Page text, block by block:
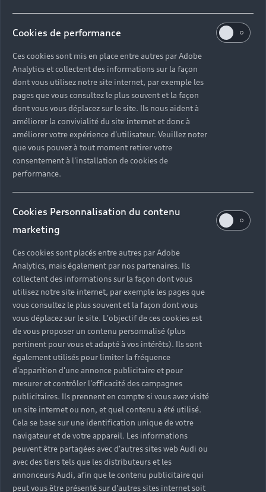
Cookies de performance
Ces cookies sont mis en place entre autres par Adobe
Analytics et collectent des informations sur la façon
dont vous utilisez notre site internet, par exemple les
pages que vous consultez le plus souvent et la façon
dont vous vous déplacez sur le site. Ils nous aident à
améliorer la convivialité du site internet et donc à
améliorer votre expérience d'utilisateur. Veuillez noter
que vous pouvez à tout moment retirer votre
consentement à l'installation de cookies de
performance.
Cookies Personnalisation du contenu
marketing
Ces cookies sont placés entre autres par Adobe
Analytics, mais également par nos partenaires. Ils
collectent des informations sur la façon dont vous
utilisez notre site internet, par exemple les pages que
vous consultez le plus souvent et la façon dont vous
vous déplacez sur le site. L'objectif de ces cookies est
de vous proposer un contenu personnalisé (plus
pertinent pour vous et adapté à vos intérêts). Ils sont
également utilisés pour limiter la fréquence
d'apparition d'une annonce publicitaire et pour
mesurer et contrôler l'efficacité des campagnes
publicitaires. Ils prennent en compte si vous avez visité
un site internet ou non, et quel contenu a été utilisé.
Cela se base sur une identification unique de votre
navigateur et de votre appareil. Les informations
peuvent être partagées avec d'autres sites web Audi ou
avec des tiers tels que les distributeurs et les
annonceurs Audi, afin que le contenu publicitaire qui
peut vous être présenté sur d'autres sites internet soit
**Les partenaires de Volkswagen Group France sont les membres du réseau agréé
de Volkswagen Group France et les établissements qui permettent le financement
des véhicules des marques du groupe, Volkswagen Bank GmbH, et Volkswagen
Financial Services S.A.
Audi, division de Volkswagen Group France responsable du traitement, traite les
données à caractère personnel recueillies dans ce formulaire pour répondre à votre
conformément à votre demande ainsi que, si vous y avez consenti, pour vous envoyer
nos offres commerciales et nos actualités à des fins marketing.
Pour en savoir plus sur la gestion de vos données personnelles et pour exercer vos
Retour en haut
Accès rapides
Quelle Audi me correspond ?
Recherche de véhicules neufs
Véhicules d'occasion disponibles
Offres pour les professionnels
Demander un essai
Informations et Service Clients
Accessibilité - Clients Sourds et Malentendants
Modèles
Électrique
Hybride rechargeable
Citadine
Compacte
Berline
Achat et location
Offres du moment
Configurer mon Audi
Réservation et option d'achat
Financer mon Audi
Garanties Audi
Pour les professionnels
Voiture électrique
Voiture hybride
Voiture commerciale
Votre Audi
Entretenir et réparer mon Audi
Offres Après-Vente
Univers Audi
Histoire du progrès